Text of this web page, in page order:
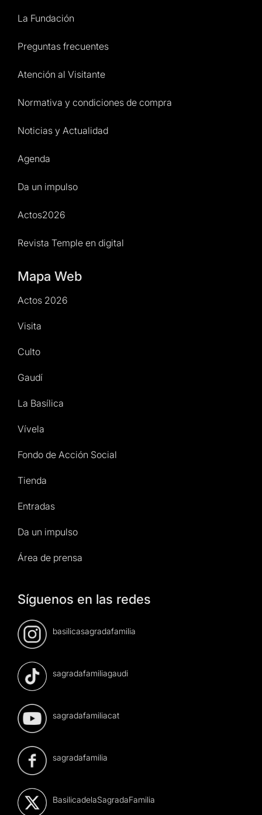
La Fundación
Preguntas frecuentes
Atención al Visitante
Normativa y condiciones de compra
Noticias y Actualidad
Agenda
Da un impulso
Actos2026
Revista Temple en digital
Mapa Web
Actos 2026
Visita
Culto
Gaudí
La Basílica
Vívela
Fondo de Acción Social
Tienda
Entradas
Da un impulso
Área de prensa
Síguenos en las redes
basilicasagradafamilia
sagradafamiliagaudi
sagradafamiliacat
sagradafamilia
BasilicadelaSagradaFamilia